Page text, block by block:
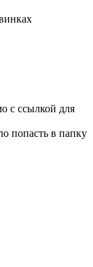
с ссылкой для
попасть в папку